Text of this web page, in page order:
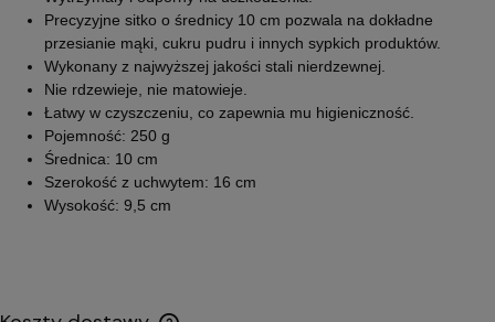
Precyzyjne sitko o średnicy 10 cm pozwala na dokładne
przesianie mąki, cukru pudru i innych sypkich produktów.
Wykonany z najwyższej jakości stali nierdzewnej.
Nie rdzewieje, nie matowieje.
Łatwy w czyszczeniu, co zapewnia mu higieniczność.
Pojemność: 250 g
Średnica: 10 cm
Szerokość z uchwytem: 16 cm
Wysokość: 9,5 cm